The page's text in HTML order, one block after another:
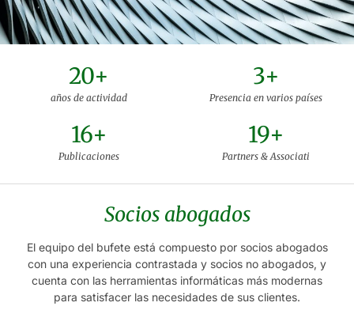
años de actividad
20+
Presencia en varios países
3+
Publicaciones
16+
Partners & Associati
19+
Socios abogados
El equipo del bufete está compuesto por socios abogados
con una experiencia contrastada y socios no abogados, y
cuenta con las herramientas informáticas más modernas
para satisfacer las necesidades de sus clientes.